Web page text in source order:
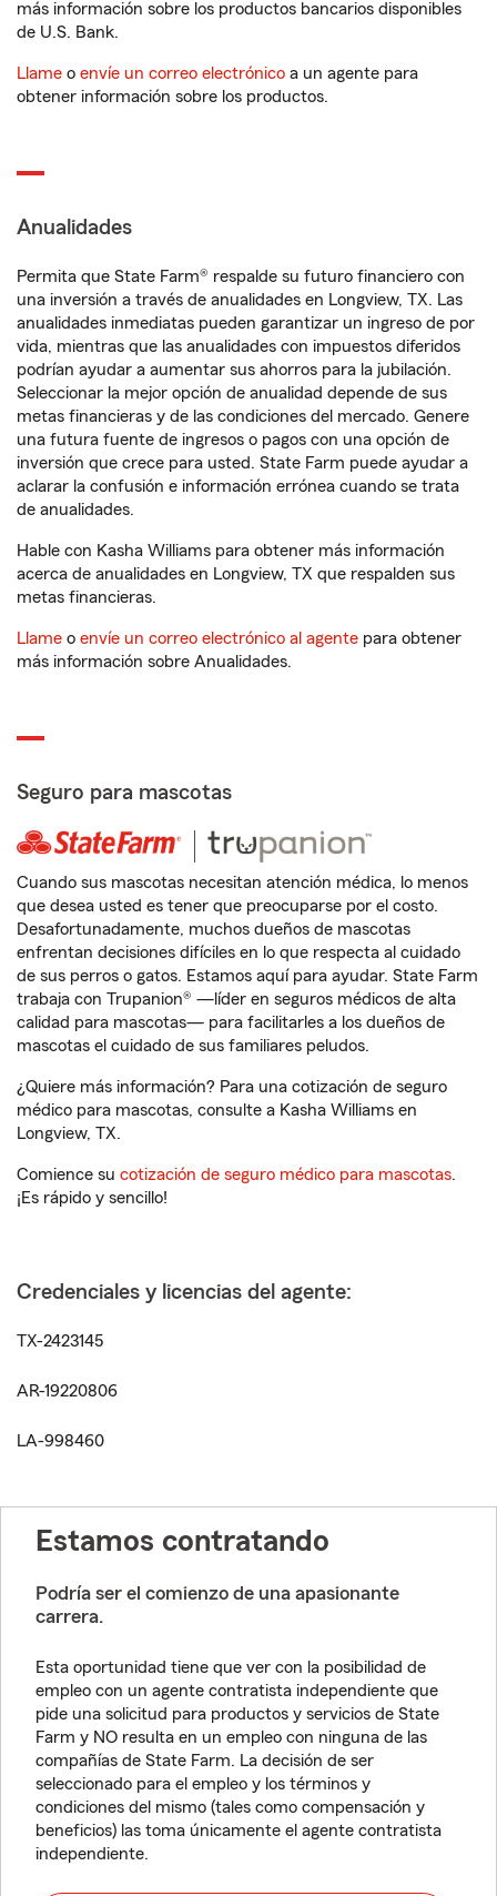
más información sobre los productos bancarios disponibles
de U.S. Bank.
Llame o envíe un correo electrónico a un agente para
obtener información sobre los productos.
Anualidades
Permita que State Farm® respalde su futuro financiero con
una inversión a través de anualidades en Longview, TX. Las
anualidades inmediatas pueden garantizar un ingreso de por
vida, mientras que las anualidades con impuestos diferidos
podrían ayudar a aumentar sus ahorros para la jubilación.
Seleccionar la mejor opción de anualidad depende de sus
metas financieras y de las condiciones del mercado. Genere
una futura fuente de ingresos o pagos con una opción de
inversión que crece para usted. State Farm puede ayudar a
aclarar la confusión e información errónea cuando se trata
de anualidades.
Hable con Kasha Williams para obtener más información
acerca de anualidades en Longview, TX que respalden sus
metas financieras.
Llame o envíe un correo electrónico al agente para obtener
más información sobre Anualidades.
Seguro para mascotas
Cuando sus mascotas necesitan atención médica, lo menos
que desea usted es tener que preocuparse por el costo.
Desafortunadamente, muchos dueños de mascotas
enfrentan decisiones difíciles en lo que respecta al cuidado
de sus perros o gatos. Estamos aquí para ayudar. State Farm
trabaja con Trupanion® —líder en seguros médicos de alta
calidad para mascotas— para facilitarles a los dueños de
mascotas el cuidado de sus familiares peludos.
¿Quiere más información? Para una cotización de seguro
médico para mascotas, consulte a Kasha Williams en
Longview, TX.
Comience su cotización de seguro médico para mascotas.
¡Es rápido y sencillo!
Credenciales y licencias del agente:
TX-2423145
AR-19220806
LA-998460
Estamos contratando
Podría ser el comienzo de una apasionante
carrera.
Esta oportunidad tiene que ver con la posibilidad de
empleo con un agente contratista independiente que
pide una solicitud para productos y servicios de State
Farm y NO resulta en un empleo con ninguna de las
compañías de State Farm. La decisión de ser
seleccionado para el empleo y los términos y
condiciones del mismo (tales como compensación y
beneficios) las toma únicamente el agente contratista
independiente.